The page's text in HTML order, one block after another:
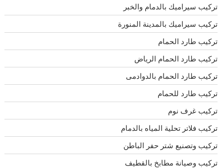
تركيب سيراميك بالدمام والخبر
تركيب سيراميك بالمدينة المنورة
تركيب طارد الحمام
تركيب طارد الحمام الرياض
تركيب طارد الحمام بالدوادمى
تركيب طارد للحمام
تركيب غرف نوم
تركيب فلاتر تحلية المياه بالدمام
تركيب وتصنيع شتر حفر الباطن
تركيب وصيانة مطابخ بالقطيف